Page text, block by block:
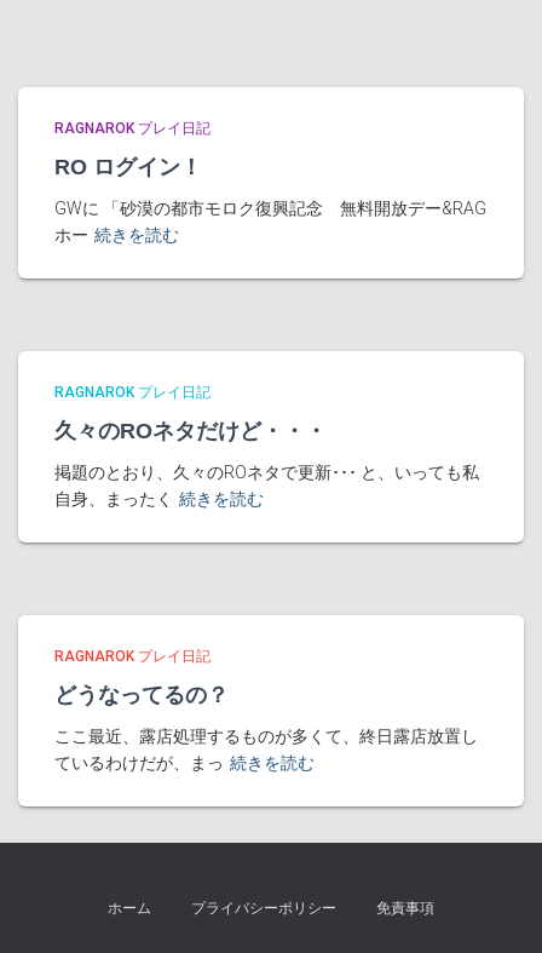
RAGNAROK プレイ日記
RO ログイン！
GWに 「砂漠の都市モロク復興記念 無料開放デー&RAG
ホー 続きを読む
RAGNAROK プレイ日記
久々のROネタだけど・・・
掲題のとおり、久々のROネタで更新･･･ と、いっても私
自身、まったく
続きを読む
RAGNAROK プレイ日記
どうなってるの？
ここ最近、露店処理するものが多くて、終日露店放置し
ているわけだが、まっ 続きを読む
ホーム プライバシーポリシー 免責事項